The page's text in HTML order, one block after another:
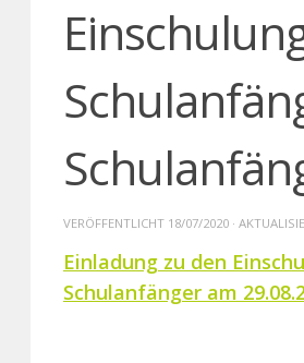
VERÖFFENTLICHT 18/07/2020 ·
Einladung zu den
Schulanfänger am